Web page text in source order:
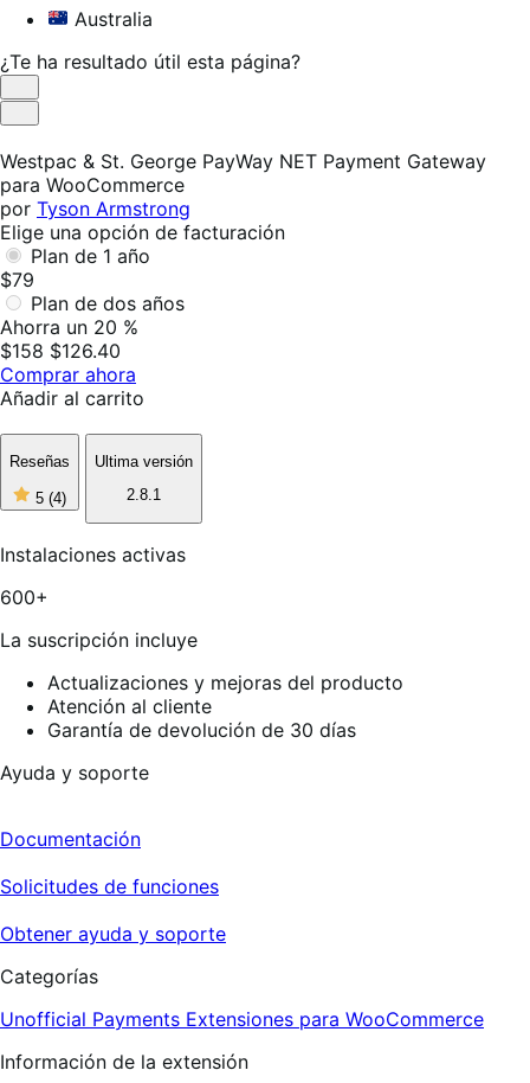
Australia
¿Te ha resultado útil esta página?
Es
útil
No
útil
Westpac & St. George PayWay NET Payment Gateway
para WooCommerce
por Tyson Armstrong
Elige una opción de facturación
Plan de 1 año
$79
Plan de dos años
Ahorra un 20 %
$158 $126.40
Comprar ahora
Añadir al carrito
Reseñas
5 (4)5
de
estrellas,
4
Ultima versión
2.8.1
Instalaciones activas
600+
La suscripción incluye
Actualizaciones y mejoras del producto
Atención al cliente
Garantía de devolución de 30 días
Ayuda y soporte
Documentación
Solicitudes de funciones
Obtener ayuda y soporte
Categorías
Unofficial Payments Extensiones para WooCommerce
Información de la extensión